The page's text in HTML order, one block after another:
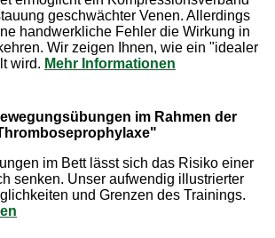
geschwächter Venen. Allerdings
handwerkliche Fehler die Wirkung in
Wir zeigen Ihnen, wie ein "idealer
wird. Mehr Informationen
im Rahmen der
im Bett lässt sich das Risiko einer
senken. Unser aufwendig illustrierter
und Grenzen des Trainings.